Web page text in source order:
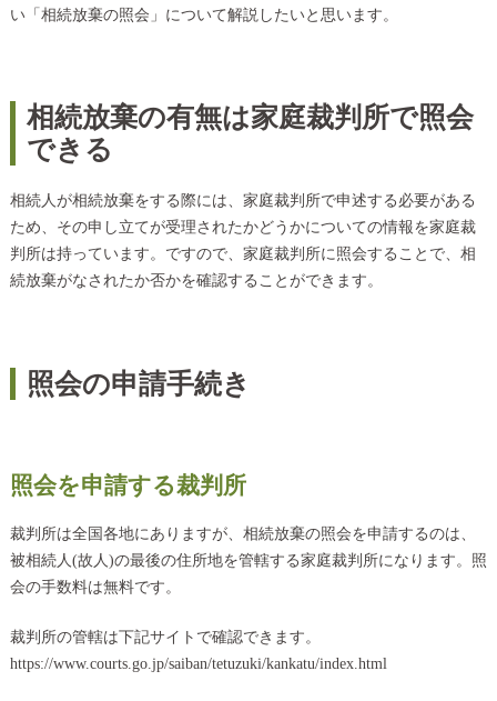
い「相続放棄の照会」について解説したいと思います。
相続放棄の有無は家庭裁判所で照会
できる
相続人が相続放棄をする際には、家庭裁判所で申述する必要がある
ため、その申し立てが受理されたかどうかについての情報を家庭裁
判所は持っています。ですので、家庭裁判所に照会することで、相
続放棄がなされたか否かを確認することができます。
照会の申請手続き
照会を申請する裁判所
裁判所は全国各地にありますが、相続放棄の照会を申請するのは、
被相続人(故人)の最後の住所地を管轄する家庭裁判所になります。照
会の手数料は無料です。
裁判所の管轄は下記サイトで確認できます。
https://www.courts.go.jp/saiban/tetuzuki/kankatu/index.html